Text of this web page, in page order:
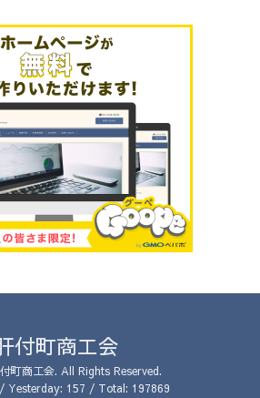
付町商工会
町商工会. All Rights Reserved.
/ Yesterday: 157 / Total: 197869